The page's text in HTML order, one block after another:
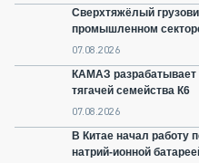
Сверхтяжёлый
промышленном
07.08.2026
КАМАЗ
тягачей семейства К6
07.08.2026
В Китае начал работу
натрий-ионной